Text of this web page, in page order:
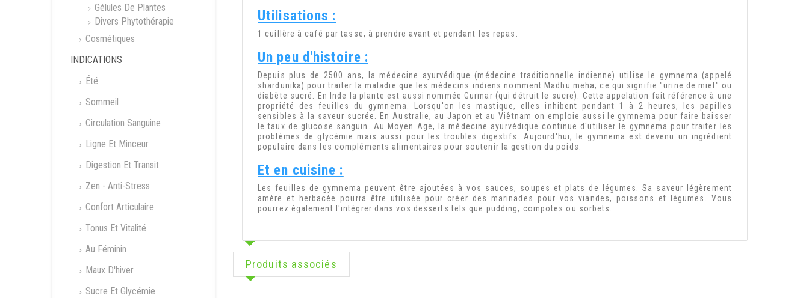
Gélules De Plantes
Divers Phytothérapie
Cosmétiques
INDICATIONS
Été
Sommeil
Circulation Sanguine
Ligne Et Minceur
Digestion Et Transit
Zen - Anti-Stress
Confort Articulaire
Tonus Et Vitalité
Au Féminin
Maux D'hiver
Sucre Et Glycémie
Utilisations :
1 cuillère à café par tasse, à prendre avant et pendant les repas.
Un peu d'histoire :
Depuis plus de 2500 ans, la médecine ayurvédique (médecine traditionnelle indienne) utilise le gymnema (appelé
shardunika) pour traiter la maladie que les médecins indiens nomment Madhu meha; ce qui signifie "urine de miel" ou
diabète sucré. En Inde la plante est aussi nommée Gurmar (qui détruit le sucre). Cette appelation fait référence à une
propriété des feuilles du gymnema. Lorsqu'on les mastique, elles inhibent pendant 1 à 2 heures, les papilles
sensibles à la saveur sucrée. En Australie, au Japon et au Viêtnam on emploie aussi le gymnema pour faire baisser
le taux de glucose sanguin. Au Moyen Age, la médecine ayurvédique continue d'utiliser le gymnema pour traiter les
problèmes de glycémie mais aussi pour les troubles digestifs. Aujourd'hui, le gymnema est devenu un ingrédient
populaire dans les compléments alimentaires pour soutenir la gestion du poids.
Et en cuisine :
Les feuilles de gymnema peuvent être ajoutées à vos sauces, soupes et plats de légumes. Sa saveur légèrement
amère et herbacée pourra être utilisée pour créer des marinades pour vos viandes, poissons et légumes. Vous
pourrez également l'intégrer dans vos desserts tels que pudding, compotes ou sorbets.
Produits associés